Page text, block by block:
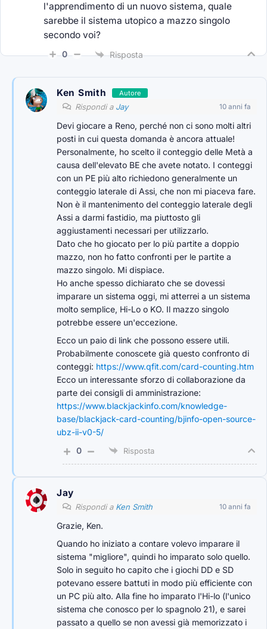
l'apprendimento di un nuovo sistema, quale
sarebbe il sistema utopico a mazzo singolo
secondo voi?
0 Risposta
Ken Smith Autore
Rispondi a Jay 10 anni fa
Devi giocare a Reno, perché non ci sono molti altri
posti in cui questa domanda è ancora attuale!
Personalmente, ho scelto il conteggio delle Metà a
causa dell'elevato BE che avete notato. I conteggi
con un PE più alto richiedono generalmente un
conteggio laterale di Assi, che non mi piaceva fare.
Non è il mantenimento del conteggio laterale degli
Assi a darmi fastidio, ma piuttosto gli
aggiustamenti necessari per utilizzarlo.
Dato che ho giocato per lo più partite a doppio
mazzo, non ho fatto confronti per le partite a
mazzo singolo. Mi dispiace.
Ho anche spesso dichiarato che se dovessi
imparare un sistema oggi, mi atterrei a un sistema
molto semplice, Hi-Lo o KO. Il mazzo singolo
potrebbe essere un'eccezione.
Ecco un paio di link che possono essere utili.
Probabilmente conoscete già questo confronto di
conteggi: https://www.qfit.com/card-counting.htm
Ecco un interessante sforzo di collaborazione da
parte dei consigli di amministrazione:
https://www.blackjackinfo.com/knowledge-
base/blackjack-card-counting/bjinfo-open-source-
ubz-ii-v0-5/
0
Risposta
Jay
Rispondi a Ken Smith 10 anni fa
Grazie, Ken.
Quando ho iniziato a contare volevo imparare il
sistema "migliore", quindi ho imparato solo quello.
Solo in seguito ho capito che i giochi DD e SD
potevano essere battuti in modo più efficiente con
un PC più alto. Alla fine ho imparato l'Hi-lo (l'unico
sistema che conosco per lo spagnolo 21), e sarei
passato a quello se non avessi già memorizzato i